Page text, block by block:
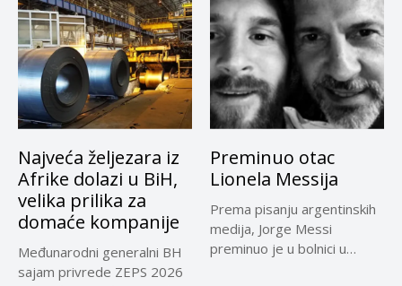
Najveća željezara iz
Afrike dolazi u BiH,
velika prilika za
domaće kompanije
Međunarodni generalni BH
sajam privrede ZEPS 2026
Preminuo otac
Lionela Messija
Prema pisanju argentinskih
medija, Jorge Messi
preminuo je u bolnici u